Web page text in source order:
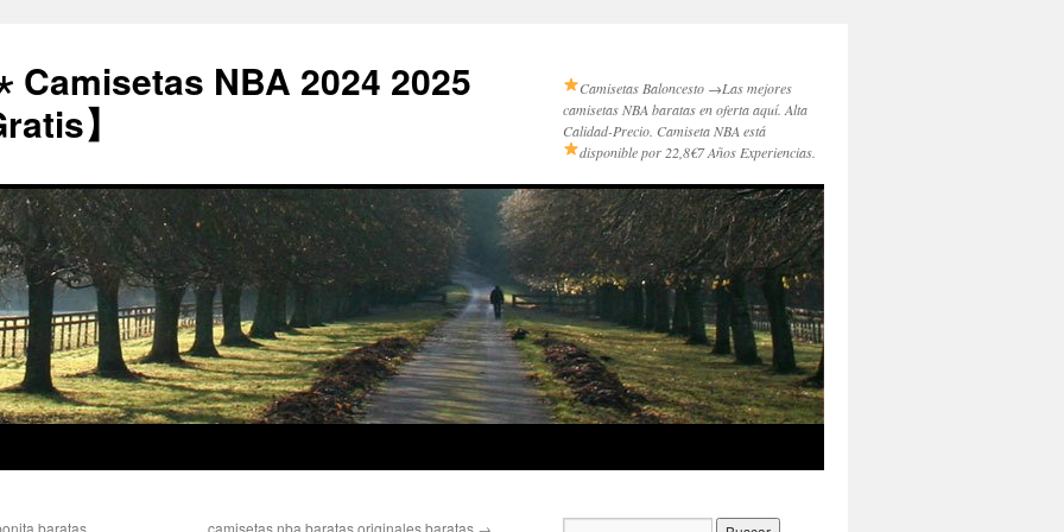
Camisetas NBA 2024 2025
】
Camisetas Baloncesto →Las mejores
camisetas NBA baratas en oferta aquí. Alta
Calidad-Precio. Camiseta NBA está
disponible por 22,8€7 Años Experiencias.
baratas camisetas nba baratas originales baratas →